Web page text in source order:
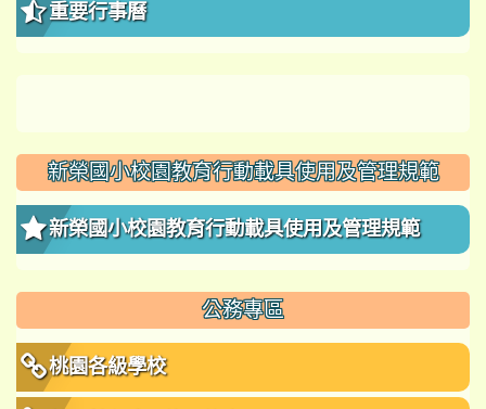
重要行事曆
新榮國小校園教育行動載具使用及管理規範
新榮國小校園教育行動載具使用及管理規範
公務專區
桃園各級學校